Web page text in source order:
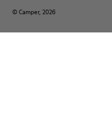
© Camper, 2026